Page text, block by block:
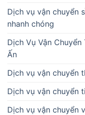
Dịch vụ vận chuyển
nhanh chóng
Dịch Vụ Vận
Ấn
Dịch vụ vận chuyển
Dịch vụ vận chuyển
Dịch vụ vận chuyển